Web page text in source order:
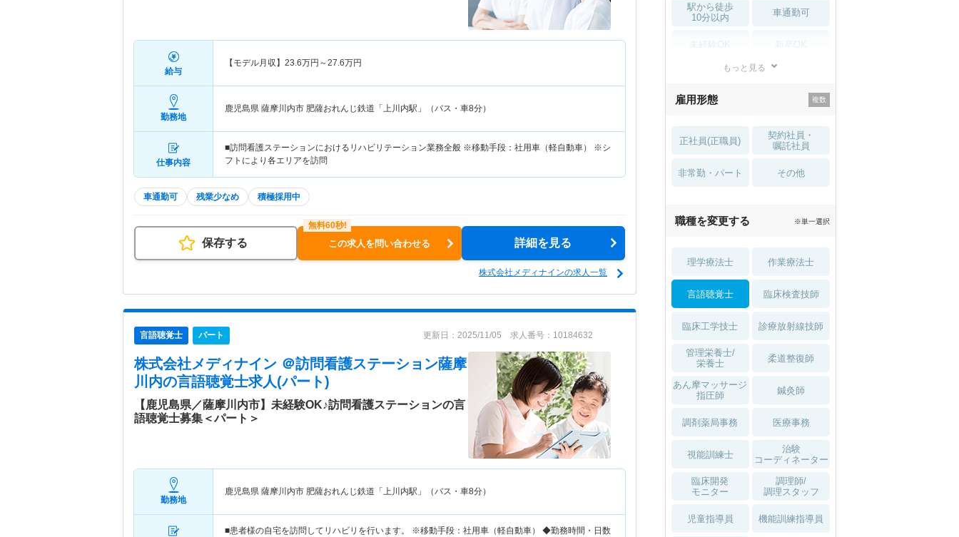
給与
【モデル月収】 23.6万円～27.6万円
勤務地
鹿児島県 薩摩川内市 肥薩おれんじ鉄道「上川内駅」（バス・車8分）
仕事内容
■訪問看護ステーションにおけるリハビリテーション業務全般 ※移動手段：社用車（軽自動車） ※シ
フトにより各エリアを訪問
車通勤可 残業少なめ 積極採用中
保存する この求人を問い合わせる 詳細を見る
株式会社メディナインの求人一覧
言語聴覚士 パート 更新日：2025/11/05 求人番号：10184632
株式会社メディナイン ＠訪問看護ステーション薩摩
川内の言語聴覚士求人(パート)
【鹿児島県／薩摩川内市】未経験OK♪訪問看護ステーションの言
語聴覚士募集＜パート＞
勤務地
鹿児島県 薩摩川内市 肥薩おれんじ鉄道「上川内駅」（バス・車8分）
■患者様の自宅を訪問してリハビリを行います。 ※移動手段：社用車（軽自動車） ◆勤務時間・日数
駅から徒歩
10分以内
車通勤可
住宅手当・補助
土日祝休 無資格 OK
積極採用中 WEB面接OK
もっと見る
雇用形態
正社員(正職員)
契約社員・
嘱託社員
非常勤・パート その他
職種を変更する ※単一選択
理学療法士 作業療法士
言語聴覚士 臨床検査技師
臨床工学技士 診療放射線技師
管理栄養士/
栄養士
柔道整復師
あん摩マッサージ
指圧師
鍼灸師
調剤薬局事務 医療事務
視能訓練士
治験
コーディネーター
臨床開発
モニター
調理師/
調理スタッフ
児童指導員 機能訓練指導員